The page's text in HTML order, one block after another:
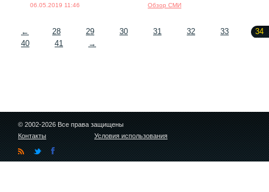
06.05.2019 11:46 Обзор СМИ
← 28 29 30 31 32 33
34
40
41 →
© 2002-2026 Все права защищены
Контакты
Условия использования